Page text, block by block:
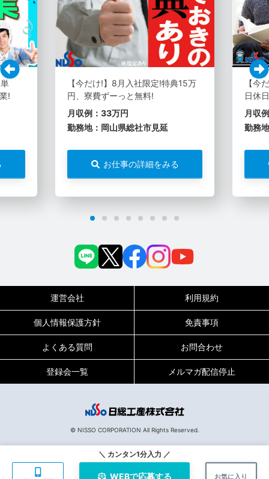
0120-717-450
平日9:00～19:00（土日祝は18:00まで）
135130
＼ カンタン1分入力 ／
WEBで応募する お気に入り
!
【今だけ!】8月入社限定!特典15万
円、寮費ずーっと無料!
月収例：33万円
勤務地：岡山県総社市見延
お仕事の詳細をみる
【今
日休
月収
勤務
運営会社 利用規約
個人情報保護方針 免責事項
よくある質問 お問合わせ
登録会一覧 メルマガ配信停止
© NISSO CORPORATION All Rights Reserved.